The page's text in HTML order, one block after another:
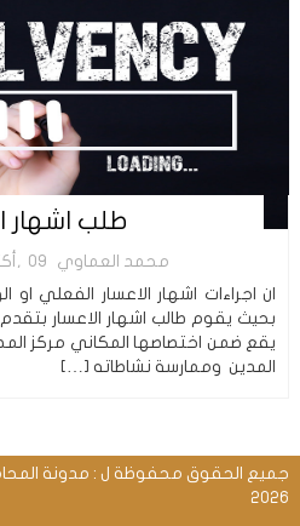
طلب اشهار
محمد العماوي 09,أكتوبر
ان اجراءات اشهار الاعسار الفعلي
بحيث يقوم طالب اشهار الاعسار
يقع ضمن اختصاصها المكاني مركز
المدين وممارسة نشاطاته […]
جميع الحقوق محفوظة ل : مدونة
2026